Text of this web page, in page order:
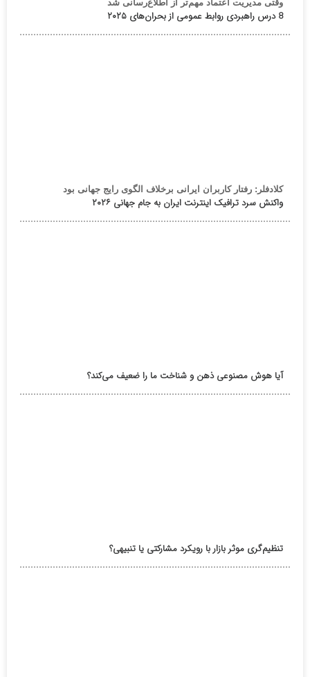
وقتی مدیریت اعتماد مهم‌تر از اطلاع‌رسانی شد
8 درس راهبردی روابط عمومی از بحران‌های ۲۰۲۵
کلادفلر: رفتار کاربران ایرانی برخلاف الگوی رایج جهانی بود
واکنش سرد ترافیک اینترنت ایران به جام جهانی ۲۰۲۶
آیا هوش مصنوعی ذهن و شناخت ما را ضعیف می‌کند؟
تنظیم‌گری موثر بازار با رویکرد مشارکتی یا تنبیهی؟